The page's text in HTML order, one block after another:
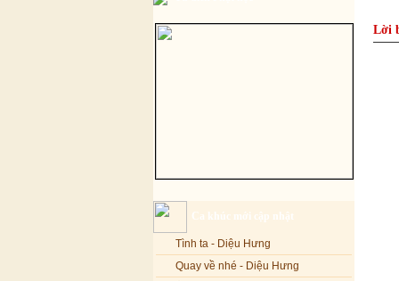
Ca khúc mới cập nhật
Tình ta - Diệu Hưng
Quay về nhé - Diệu Hưng
Lời